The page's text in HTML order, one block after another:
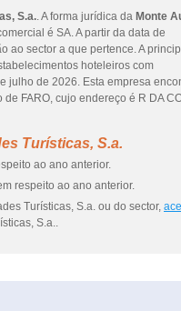
S.a.. A forma jurídica da Monte
é SA. A partir da data de
ao sector a que pertence. A
hoteleiros com
julho de 2026. Esta empresa
FARO, cujo endereço é R DA
Turísticas, S.a.
ao ano anterior.
respeito ao ano anterior.
Turísticas, S.a. ou do sector,
S.a..